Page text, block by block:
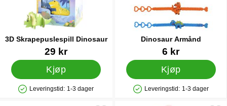
3D Skrapepuslespill Dinosaur
Varenummer 37953
29 kr
Kjøp
Produkttilgjengelighet: På lager
Leveringstid: 1-3 dager
Dinosaur Armånd
Varenummer 35812
6 kr
Kjøp
Produkttilgjengelighet: På lager
Leveringstid: 1-3 dager